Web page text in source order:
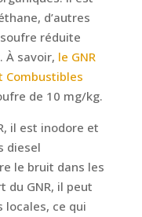
d’autres
réduite
À savoir, le GNR
Combustibles
de 10 mg/kg.
il est inodore et
diesel
le bruit dans les
du GNR, il peut
locales, ce qui